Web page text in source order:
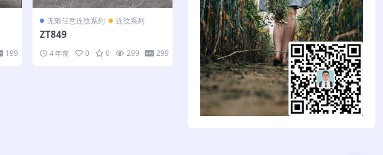
199
无限任意连纹系列 连纹系列
ZT849
4 年前 0 0 299 299